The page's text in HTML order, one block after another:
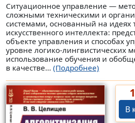
Ситуационное управление —
сложными техническими и
системами, основанный на идеях
искусственного интеллекта:
объекте управления и способах
уровне логико-лингвистических
использование обучения и
в качестве... (Подробнее)
В